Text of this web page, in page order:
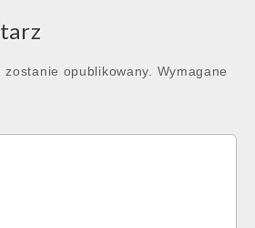
opublikowany.
Wymagane